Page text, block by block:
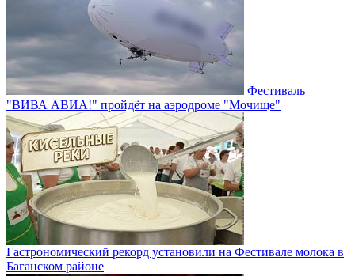
Фестиваль
"ВИВА АВИА!" пройдёт на аэродроме "Мочище"
Гастрономический рекорд установили на Фестивале молока в
Баганском районе